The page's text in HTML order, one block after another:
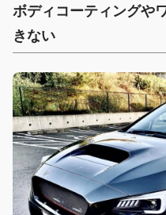
ボディコーティングや
きない